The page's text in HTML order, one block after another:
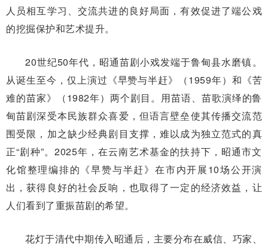
人员相互学习、交流共进的良好局面，有效促进了端公戏
的挖掘保护和艺术提升。
20世纪50年代，昭通苗剧小戏发端于鲁甸县水磨镇。
从诞生至今，仅上演过《早赞与半赶》（1959年）和《苦
难的苗家》（1982年）两个剧目。用苗语、苗歌演绎的鲁
甸苗剧深受本民族群众喜爱，但语言壁垒使其传播交流范
围受限，加之缺少经典剧目支撑，难以成为独立范式的真
正“剧种”。2025年，在云南艺术基金的扶持下，昭通市文
化馆整理编排的《早赞与半赶》在市内开展10场公开演
出，获得良好的社会反响，也取得了一定的经济效益，让
人们看到了重振苗剧的希望。
花灯于清代中期传入昭通后，主要分布在威信、巧家、